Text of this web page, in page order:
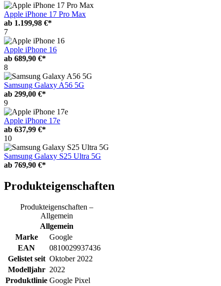
Apple iPhone 17 Pro Max
ab 1.199,98 €*
7
Apple iPhone 16
ab 689,90 €*
8
Samsung Galaxy A56 5G
ab 299,00 €*
9
Apple iPhone 17e
ab 637,99 €*
10
Samsung Galaxy S25 Ultra 5G
ab 769,90 €*
Produkteigenschaften
Produkteigenschaften –
Allgemein
Allgemein
Marke
Google
EAN
0810029937436
Gelistet seit Oktober 2022
Modelljahr 2022
Produktlinie Google Pixel